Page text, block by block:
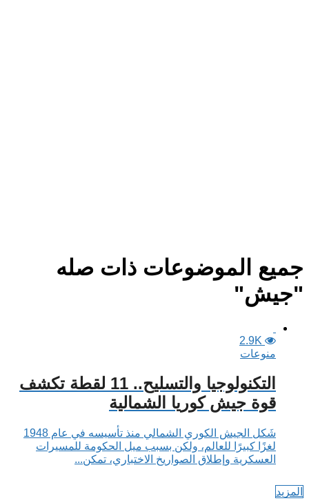
جميع الموضوعات ذات صله
"جيش"
2.9K
منوعات
التكنولوجيا والتسليح.. 11 لقطة تكشف
قوة جيش كوريا الشمالية
شَكل الجيش الكوري الشمالي منذ تأسيسه في عام 1948
لغزًا كبيرًا للعالم، ولكن بسبب ميل الحكومة للمسيرات
العسكرية وإطلاق الصواريخ الاختباري، تمكن...
المزيد